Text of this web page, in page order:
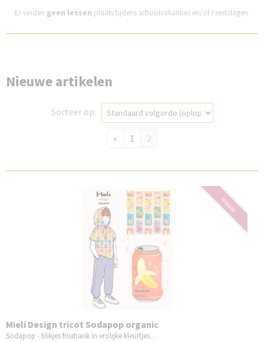
Er vinden geen lessen plaats tijdens schoolvakanties en/of Feestdagen.
Nieuwe artikelen
Sorteer op:
« 1 2
nieuw
Mieli Design tricot Sodapop organic
Sodapop - blikjes frisdrank in vrolijke kleurtjes…